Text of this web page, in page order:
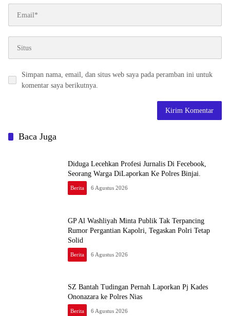
Simpan nama, email, dan situs web saya pada peramban ini untuk
komentar saya berikutnya.
Baca Juga
Diduga Lecehkan Profesi Jurnalis Di Fecebook,
Seorang Warga DiLaporkan Ke Polres Binjai.
Berita 6 Agustus 2026
GP Al Washliyah Minta Publik Tak Terpancing
Rumor Pergantian Kapolri, Tegaskan Polri Tetap
Solid
Berita 6 Agustus 2026
SZ Bantah Tudingan Pernah Laporkan Pj Kades
Ononazara ke Polres Nias
Berita 6 Agustus 2026